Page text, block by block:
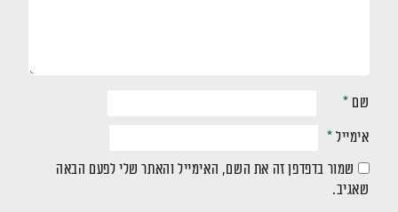
שם *
אימייל *
שמור בדפדפן זה את השם, האימייל והאתר שלי לפעם הבאה
שאגיב.